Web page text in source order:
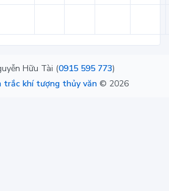
Hữu Tài (0915 595 773)
trắc khí tượng thủy văn © 2026